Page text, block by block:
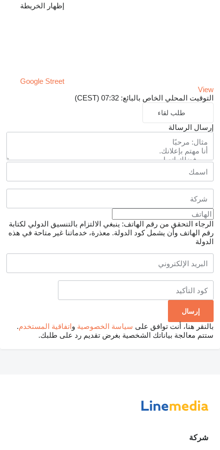
إظهار الخريطة
Google Street
View
التوقيت المحلي الخاص بالبائع: 07:32 (CEST)
طلب لقاء
إرسال الرسالة
الرجاء التحقق من رقم الهاتف: ينبغي الالتزام بالتنسيق الدولي لكتابة
رقم الهاتف وأن يشمل كود الدولة. معذرة، خدماتنا غير متاحة في هذه
الدولة
بالنقر هنا، أنت توافق على سياسة الخصوصية واتفاقية المستخدم.
ستتم معالجة بياناتك الشخصية بغرض تقديم رد على طلبك.
شركة